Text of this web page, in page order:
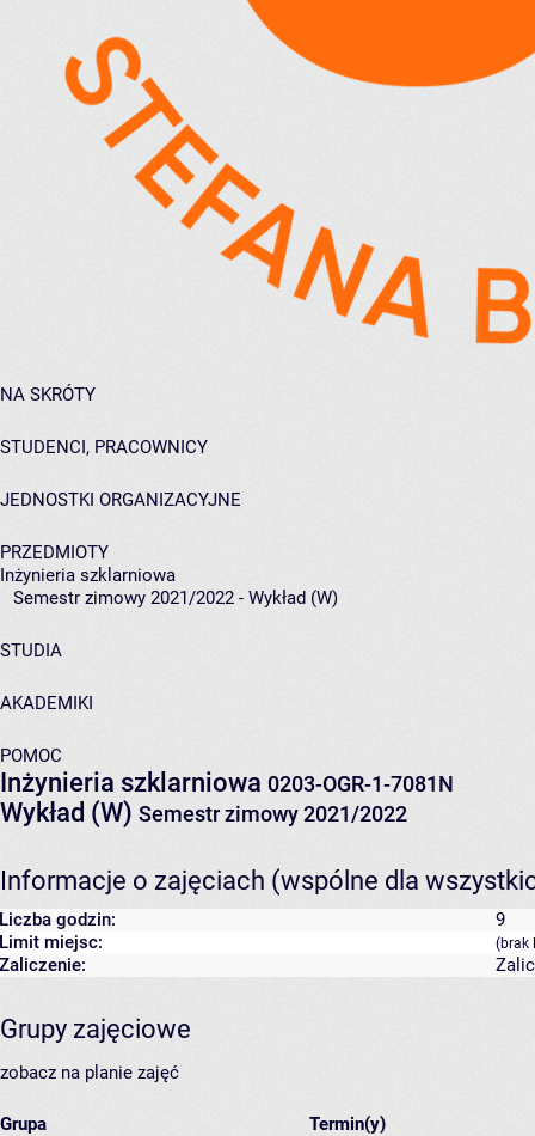
NA SKRÓTY
STUDENCI, PRACOWNICY
JEDNOSTKI ORGANIZACYJNE
PRZEDMIOTY
Inżynieria szklarniowa
Semestr zimowy 2021/2022 - Wykład (W)
STUDIA
AKADEMIKI
POMOC
Inżynieria szklarniowa 0203-OGR-1-7081N
Wykład (W) Semestr zimowy 2021/2022
Informacje o zajęciach (wspólne dla
Liczba godzin:
9
Limit miejsc:
(brak
Zaliczenie:
Grupy zajęciowe
zobacz na planie zajęć
Grupa Termin(y)